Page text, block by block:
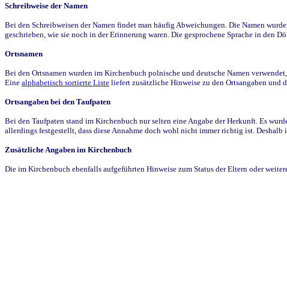
Schreibweise der Namen
Bei den Schreibweisen der Namen findet man häufig Abweichungen. Die Namen
geschrieben, wie sie noch in der Erinnerung waren. Die gesprochene Sprache in den
Ortsnamen
Bei den Ortsnamen wurden im Kirchenbuch polnische und deutsche Namen
Eine alphabetisch sortierte Liste liefert zusätzliche Hinweise zu den Ortsangaben und
Ortsangaben bei den Taufpaten
Bei den Taufpaten stand im Kirchenbuch nur selten eine Angabe der Herkunft. Es
allerdings festgestellt, dass diese Annahme doch wohl nicht immer richtig ist.
Zusätzliche Angaben im Kirchenbuch
Die im Kirchenbuch ebenfalls aufgeführten Hinweise zum Status der Eltern oder